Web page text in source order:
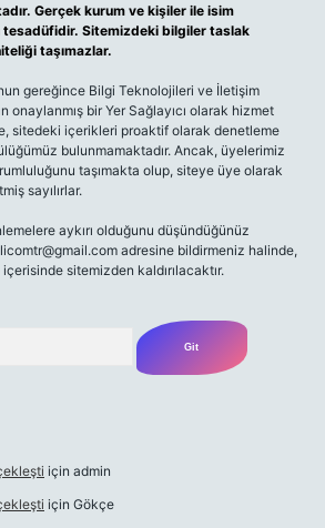
Gerçek kurum ve kişiler ile isim
Sitemizdeki bilgiler taslak
taşımazlar.
gereğince Bilgi Teknolojileri ve İletişim
onaylanmış bir Yer Sağlayıcı olarak hizmet
sitedeki içerikleri proaktif olarak denetleme
bulunmamaktadır. Ancak, üyelerimiz
taşımakta olup, siteye üye olarak
sayılırlar.
aykırı olduğunu düşündüğünüz
adresine bildirmeniz halinde,
sitemizden kaldırılacaktır.
için admin
için Gökçe